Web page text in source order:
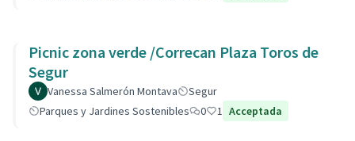
Picnic zona verde /Correcan Plaza Toros de
Segur
Vanessa Salmerón Montava
Segur
Parques y Jardines Sostenibles
0 1 Acceptada